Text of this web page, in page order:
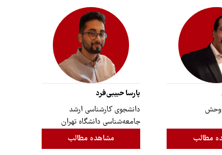
مطالب
پارسا حبیبی‌فرد
دانشجوی کارشناسی ارشد
جامعه‌شناسی دانشگاه تهران
مشاهده مطالب